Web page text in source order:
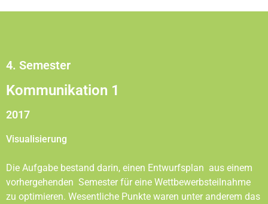
4. Semester
Kommunikation 1
2017
Visualisierung
Die Aufgabe bestand darin, einen Entwurfsplan aus einem
vorhergehenden Semester für eine Wettbewerbsteilnahme
zu optimieren. Wesentliche Punkte waren unter anderem das